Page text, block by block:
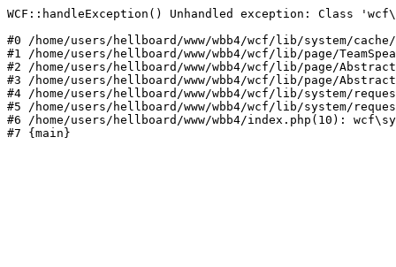
WCF::handleException() Unhandled exception: Class
#0 /home/users/hellboard/www/wbb4/wcf/lib/system/
#1 /home/users/hellboard/www/wbb4/wcf/lib/page/
#2 /home/users/hellboard/www/wbb4/wcf/lib/page/
#3 /home/users/hellboard/www/wbb4/wcf/lib/page/
#4 /home/users/hellboard/www/wbb4/wcf/lib/system/
#5 /home/users/hellboard/www/wbb4/wcf/lib/system/
#6 /home/users/hellboard/www/wbb4/index.php(10):
#7 {main}